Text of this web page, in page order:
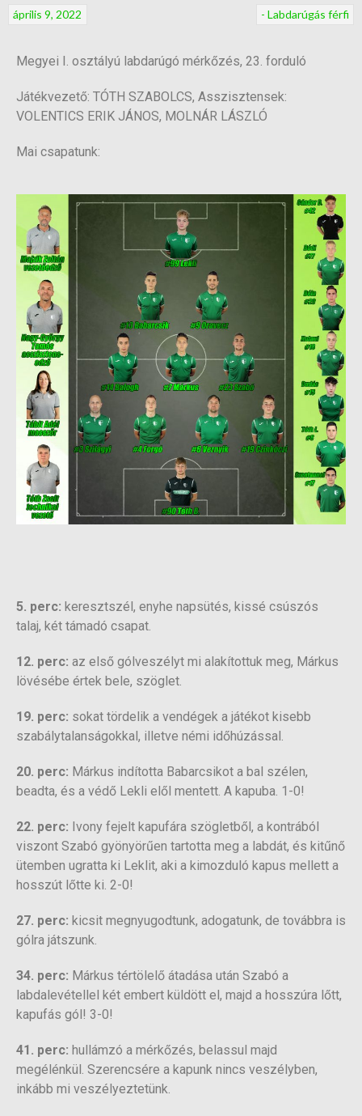
- Labdarúgás férfi
április 9, 2022
Megyei I. osztályú labdarúgó mérkőzés, 23. forduló
Játékvezető: TÓTH SZABOLCS, Asszisztensek:
VOLENTICS ERIK JÁNOS, MOLNÁR LÁSZLÓ
Mai csapatunk:
5. perc: keresztszél, enyhe napsütés, kissé csúszós
talaj, két támadó csapat.
12. perc: az első gólveszélyt mi alakítottuk meg, Márkus
lövésébe értek bele, szöglet.
19. perc: sokat tördelik a vendégek a játékot kisebb
szabálytalanságokkal, illetve némi időhúzással.
20. perc: Márkus indította Babarcsikot a bal szélen,
beadta, és a védő Lekli elől mentett. A kapuba. 1-0!
22. perc: Ivony fejelt kapufára szögletből, a kontrából
viszont Szabó gyönyörűen tartotta meg a labdát, és kitűnő
ütemben ugratta ki Leklit, aki a kimozduló kapus mellett a
hosszút lőtte ki. 2-0!
27. perc: kicsit megnyugodtunk, adogatunk, de továbbra is
gólra játszunk.
34. perc: Márkus tértölelő átadása után Szabó a
labdalevétellel két embert küldött el, majd a hosszúra lőtt,
kapufás gól! 3-0!
41. perc: hullámzó a mérkőzés, belassul majd
megélénkül. Szerencsére a kapunk nincs veszélyben,
inkább mi veszélyeztetünk.